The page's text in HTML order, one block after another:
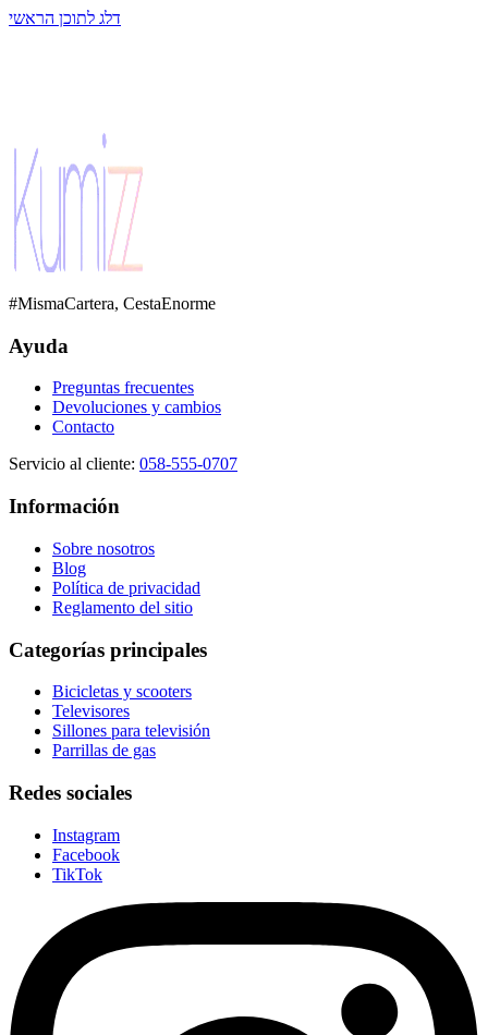
דלג לתוכן הראשי
#MismaCartera, CestaEnorme
Ayuda
Preguntas frecuentes
Devoluciones y cambios
Contacto
Servicio al cliente: 058-555-0707
Información
Sobre nosotros
Blog
Política de privacidad
Reglamento del sitio
Categorías principales
Bicicletas y scooters
Televisores
Sillones para televisión
Parrillas de gas
Redes sociales
Instagram
Facebook
TikTok